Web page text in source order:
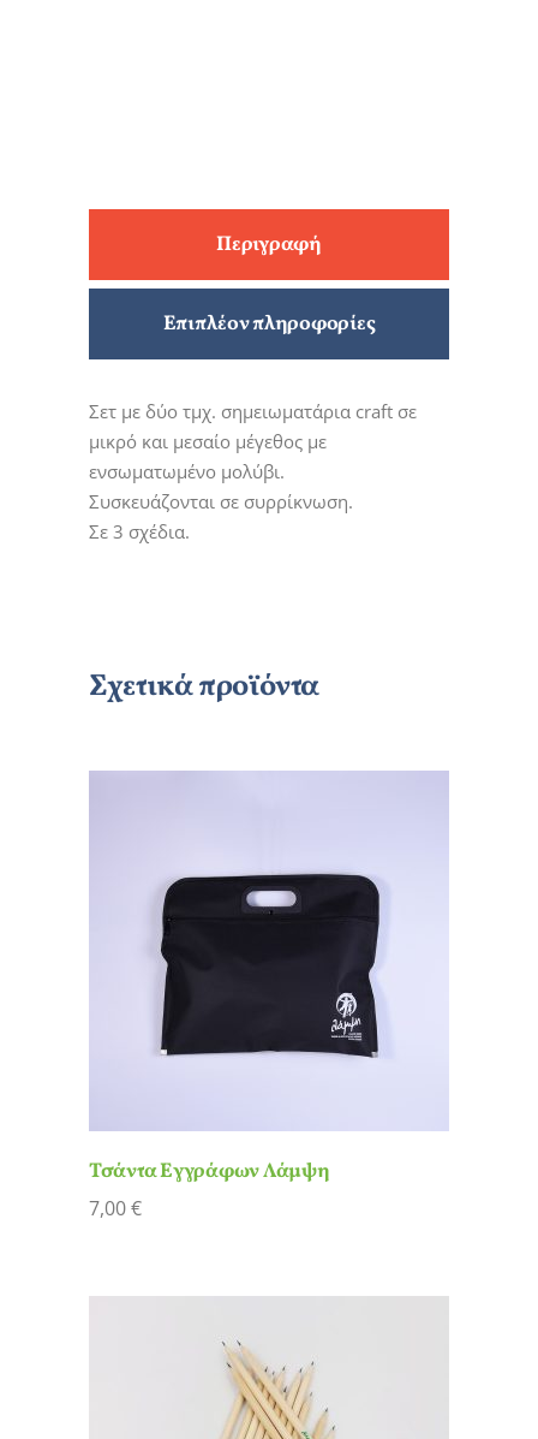
Περιγραφή
Επιπλέον πληροφορίες
Σετ με δύο τμχ. σημειωματάρια craft σε
μικρό και μεσαίο μέγεθος με
ενσωματωμένο μολύβι.
Συσκευάζονται σε συρρίκνωση.
Σε 3 σχέδια.
Σχετικά προϊόντα
Τσάντα Εγγράφων Λάμψη
7,00€